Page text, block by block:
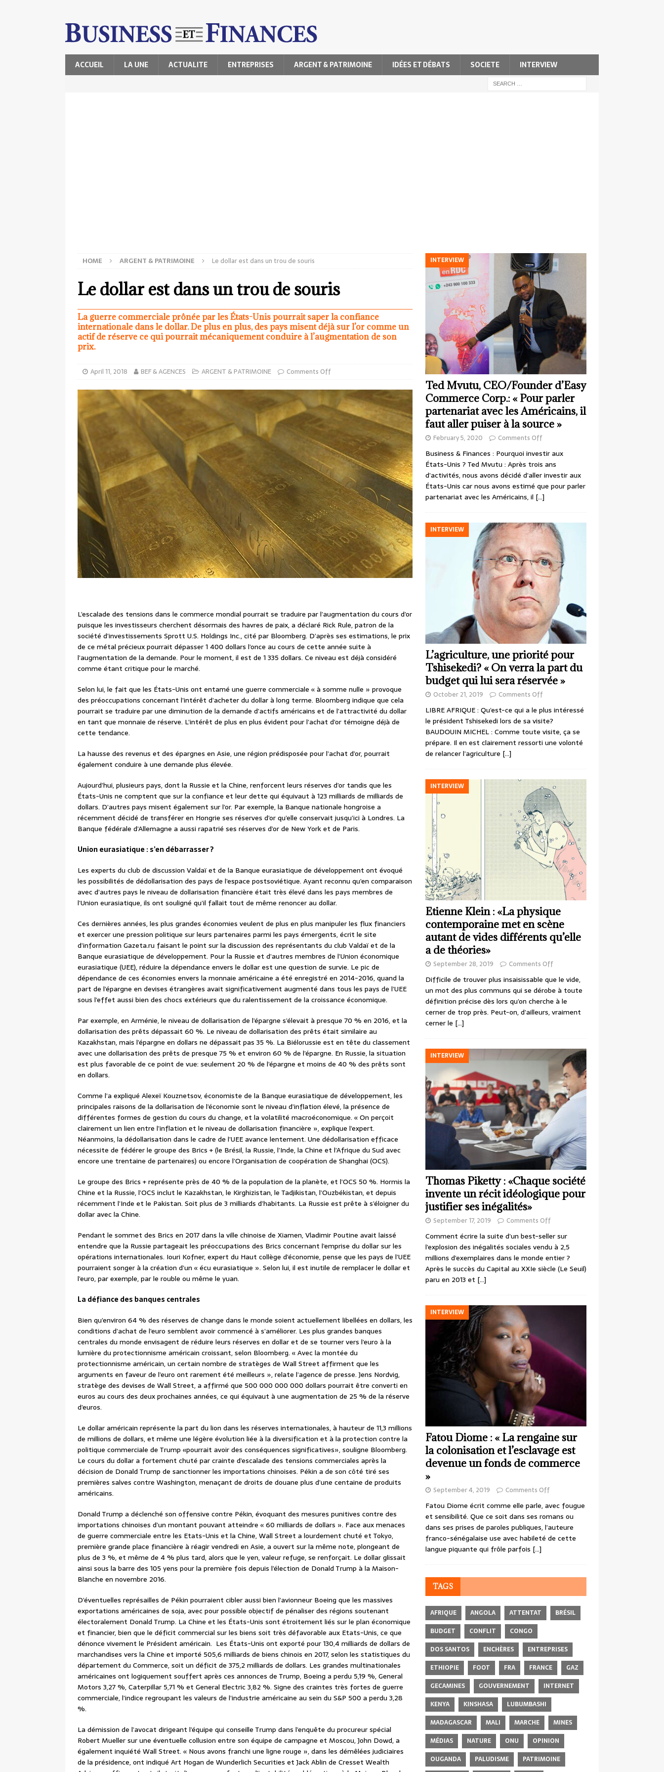
ACCUEIL LA UNE ACTUALITE ENTREPRISES ARGENT & PATRIMOINE IDÉES ET DÉBATS SOCIETE INTERVIEW
HOME ARGENT & PATRIMOINE Le dollar est dans un trou de souris
Le dollar est dans un trou de souris
La guerre commerciale prônée par les États-Unis pourrait saper la confiance
internationale dans le dollar. De plus en plus, des pays misent déjà sur l’or comme un
actif de réserve ce qui pourrait mécaniquement conduire à l’augmentation de son
prix.
April 11, 2018 BEF & AGENCES ARGENT & PATRIMOINE Comments Off
L’escalade des tensions dans le commerce mondial pourrait se traduire par l’augmentation du cours d’or
puisque les investisseurs cherchent désormais des havres de paix, a déclaré Rick Rule, patron de la
société d’investissements Sprott U.S. Holdings Inc., cité par Bloomberg. D’après ses estimations, le prix
de ce métal précieux pourrait dépasser 1 400 dollars l’once au cours de cette année suite à
l’augmentation de la demande. Pour le moment, il est de 1 335 dollars. Ce niveau est déjà considéré
comme étant critique pour le marché.
Selon lui, le fait que les États-Unis ont entamé une guerre commerciale « à somme nulle » provoque
des préoccupations concernant l’intérêt d’acheter du dollar à long terme. Bloomberg indique que cela
pourrait se traduire par une diminution de la demande d’actifs américains et de l’attractivité du dollar
en tant que monnaie de réserve. L’intérêt de plus en plus évident pour l’achat d’or témoigne déjà de
cette tendance.
La hausse des revenus et des épargnes en Asie, une région prédisposée pour l’achat d’or, pourrait
également conduire à une demande plus élevée.
Aujourd’hui, plusieurs pays, dont la Russie et la Chine, renforcent leurs réserves d’or tandis que les
États-Unis ne comptent que sur la confiance et leur dette qui équivaut à 123 milliards de milliards de
dollars. D’autres pays misent également sur l’or. Par exemple, la Banque nationale hongroise a
récemment décidé de transférer en Hongrie ses réserves d’or qu’elle conservait jusqu’ici à Londres. La
Banque fédérale d’Allemagne a aussi rapatrié ses réserves d’or de New York et de Paris.
Union eurasiatique : s’en débarrasser ?
Les experts du club de discussion Valdaï et de la Banque eurasiatique de développement ont évoqué
les possibilités de dédollarisation des pays de l’espace postsoviétique. Ayant reconnu qu’en comparaison
avec d’autres pays le niveau de dollarisation financière était très élevé dans les pays membres de
l’Union eurasiatique, ils ont souligné qu’il fallait tout de même renoncer au dollar.
Ces dernières années, les plus grandes économies veulent de plus en plus manipuler les flux financiers
et exercer une pression politique sur leurs partenaires parmi les pays émergents, écrit le site
d’information Gazeta.ru faisant le point sur la discussion des représentants du club Valdaï et de la
Banque eurasiatique de développement. Pour la Russie et d’autres membres de l’Union économique
eurasiatique (UEE), réduire la dépendance envers le dollar est une question de survie. Le pic de
dépendance de ces économies envers la monnaie américaine a été enregistré en 2014-2016, quand la
part de l’épargne en devises étrangères avait significativement augmenté dans tous les pays de l’UEE
sous l’effet aussi bien des chocs extérieurs que du ralentissement de la croissance économique.
Par exemple, en Arménie, le niveau de dollarisation de l’épargne s’élevait à presque 70 % en 2016, et la
dollarisation des prêts dépassait 60 %. Le niveau de dollarisation des prêts était similaire au
Kazakhstan, mais l’épargne en dollars ne dépassait pas 35 %. La Biélorussie est en tête du classement
avec une dollarisation des prêts de presque 75 % et environ 60 % de l’épargne. En Russie, la situation
est plus favorable de ce point de vue: seulement 20 % de l’épargne et moins de 40 % des prêts sont
en dollars.
Comme l’a expliqué Alexeï Kouznetsov, économiste de la Banque eurasiatique de développement, les
principales raisons de la dollarisation de l’économie sont le niveau d’inflation élevé, la présence de
différentes formes de gestion du cours du change, et la volatilité macroéconomique. « On perçoit
clairement un lien entre l’inflation et le niveau de dollarisation financière », explique l’expert.
Néanmoins, la dédollarisation dans le cadre de l’UEE avance lentement. Une dédollarisation efficace
nécessite de fédérer le groupe des Brics + (le Brésil, la Russie, l’Inde, la Chine et l’Afrique du Sud avec
encore une trentaine de partenaires) ou encore l’Organisation de coopération de Shanghai (OCS).
Le groupe des Brics + représente près de 40 % de la population de la planète, et l’OCS 50 %. Hormis la
Chine et la Russie, l’OCS inclut le Kazakhstan, le Kirghizistan, le Tadjikistan, l’Ouzbékistan, et depuis
récemment l’Inde et le Pakistan. Soit plus de 3 milliards d’habitants. La Russie est prête à s’éloigner du
dollar avec la Chine.
Pendant le sommet des Brics en 2017 dans la ville chinoise de Xiamen, Vladimir Poutine avait laissé
entendre que la Russie partageait les préoccupations des Brics concernant l’emprise du dollar sur les
opérations internationales. Iouri Kofner, expert du Haut collège d’économie, pense que les pays de l’UEE
pourraient songer à la création d’un « écu eurasiatique ». Selon lui, il est inutile de remplacer le dollar et
l’euro, par exemple, par le rouble ou même le yuan.
La défiance des banques centrales
Bien qu’environ 64 % des réserves de change dans le monde soient actuellement libellées en dollars, les
conditions d’achat de l’euro semblent avoir commencé à s’améliorer. Les plus grandes banques
centrales du monde envisagent de réduire leurs réserves en dollar et de se tourner vers l’euro à la
lumière du protectionnisme américain croissant, selon Bloomberg. « Avec la montée du
protectionnisme américain, un certain nombre de stratèges de Wall Street affirment que les
arguments en faveur de l’euro ont rarement été meilleurs », relate l’agence de presse. Jens Nordvig,
stratège des devises de Wall Street, a affirmé que 500 000 000 000 dollars pourrait être converti en
euros au cours des deux prochaines années, ce qui équivaut à une augmentation de 25 % de la réserve
d’euros.
Le dollar américain représente la part du lion dans les réserves internationales, à hauteur de 11,3 millions
de millions de dollars, et même une légère évolution liée à la diversification et à la protection contre la
politique commerciale de Trump «pourrait avoir des conséquences significatives», souligne Bloomberg.
Le cours du dollar a fortement chuté par crainte d’escalade des tensions commerciales après la
décision de Donald Trump de sanctionner les importations chinoises. Pékin a de son côté tiré ses
premières salves contre Washington, menaçant de droits de douane plus d’une centaine de produits
américains.
Donald Trump a déclenché son offensive contre Pékin, évoquant des mesures punitives contre des
importations chinoises d’un montant pouvant atteindre « 60 milliards de dollars ». Face aux menaces
de guerre commerciale entre les Etats-Unis et la Chine, Wall Street a lourdement chuté et Tokyo,
première grande place financière à réagir vendredi en Asie, a ouvert sur la même note, plongeant de
plus de 3 %, et même de 4 % plus tard, alors que le yen, valeur refuge, se renforçait. Le dollar glissait
ainsi sous la barre des 105 yens pour la première fois depuis l’élection de Donald Trump à la Maison-
Blanche en novembre 2016.
D’éventuelles représailles de Pékin pourraient cibler aussi bien l’avionneur Boeing que les massives
exportations américaines de soja, avec pour possible objectif de pénaliser des régions soutenant
électoralement Donald Trump. La Chine et les États-Unis sont étroitement liés sur le plan économique
et financier, bien que le déficit commercial sur les biens soit très défavorable aux Etats-Unis, ce que
dénonce vivement le Président américain. Les États-Unis ont exporté pour 130,4 milliards de dollars de
marchandises vers la Chine et importé 505,6 milliards de biens chinois en 2017, selon les statistiques du
département du Commerce, soit un déficit de 375,2 milliards de dollars. Les grandes multinationales
américaines ont logiquement souffert après ces annonces de Trump, Boeing a perdu 5,19 %, General
Motors 3,27 %, Caterpillar 5,71 % et General Electric 3,82 %. Signe des craintes très fortes de guerre
commerciale, l’indice regroupant les valeurs de l’industrie américaine au sein du S&P 500 a perdu 3,28
%.
La démission de l’avocat dirigeant l’équipe qui conseille Trump dans l’enquête du procureur spécial
Robert Mueller sur une éventuelle collusion entre son équipe de campagne et Moscou, John Dowd, a
également inquiété Wall Street. « Nous avons franchi une ligne rouge », dans les démêlées judiciaires
de la présidence, ont indiqué Art Hogan de Wunderlich Securities et Jack Ablin de Cresset Wealth
INTERVIEW
Ted Mvutu, CEO/Founder d’Easy
Commerce Corp.: « Pour parler
partenariat avec les Américains, il
faut aller puiser à la source »
February 5, 2020 Comments Off
Business & Finances : Pourquoi investir aux
États-Unis ? Ted Mvutu : Après trois ans
d’activités, nous avons décidé d’aller investir aux
États-Unis car nous avons estimé que pour parler
partenariat avec les Américains, il […]
INTERVIEW
L’agriculture, une priorité pour
Tshisekedi? « On verra la part du
budget qui lui sera réservée »
October 21, 2019 Comments Off
LIBRE AFRIQUE : Qu’est-ce qui a le plus intéressé
le président Tshisekedi lors de sa visite?
BAUDOUIN MICHEL : Comme toute visite, ça se
prépare. Il en est clairement ressorti une volonté
de relancer l’agriculture […]
INTERVIEW
Etienne Klein : «La physique
contemporaine met en scène
autant de vides différents qu’elle
a de théories»
September 28, 2019 Comments Off
Difficile de trouver plus insaisissable que le vide,
un mot des plus communs qui se dérobe à toute
définition précise dès lors qu’on cherche à le
cerner de trop près. Peut-on, d’ailleurs, vraiment
cerner le […]
INTERVIEW
Thomas Piketty : «Chaque société
invente un récit idéologique pour
justifier ses inégalités»
September 17, 2019 Comments Off
Comment écrire la suite d’un best-seller sur
l’explosion des inégalités sociales vendu à 2,5
millions d’exemplaires dans le monde entier ?
Après le succès du Capital au XXIe siècle (Le Seuil)
paru en 2013 et […]
INTERVIEW
Fatou Diome : « La rengaine sur
la colonisation et l’esclavage est
devenue un fonds de commerce
»
September 4, 2019 Comments Off
Fatou Diome écrit comme elle parle, avec fougue
et sensibilité. Que ce soit dans ses romans ou
dans ses prises de paroles publiques, l’auteure
franco-sénégalaise use avec habileté de cette
langue piquante qui frôle parfois […]
TAGS
AFRIQUE ANGOLA ATTENTAT
BRÉSIL
BUDGET
CONFLIT
CONGO
DOS SANTOS
ENCHÈRES
ENTREPRISES
ETHIOPIE
FOOT FRA FRANCE
GAZ
GECAMINES
GOUVERNEMENT
INTERNET
KENYA
KINSHASA
LUBUMBASHI
MADAGASCAR
MALI MARCHE
MINES
MÉDIAS
NATURE ONU
OPINION
OUGANDA
PALUDISME PATRIMOINE